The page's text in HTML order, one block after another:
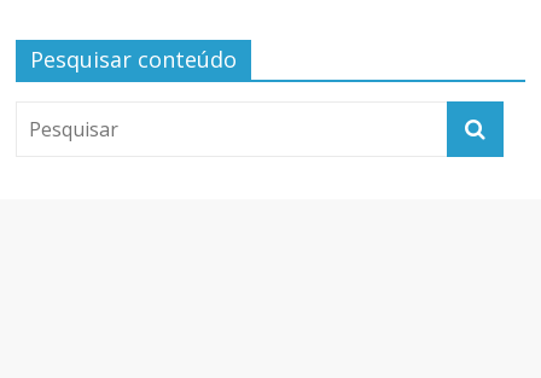
Pesquisar conteúdo